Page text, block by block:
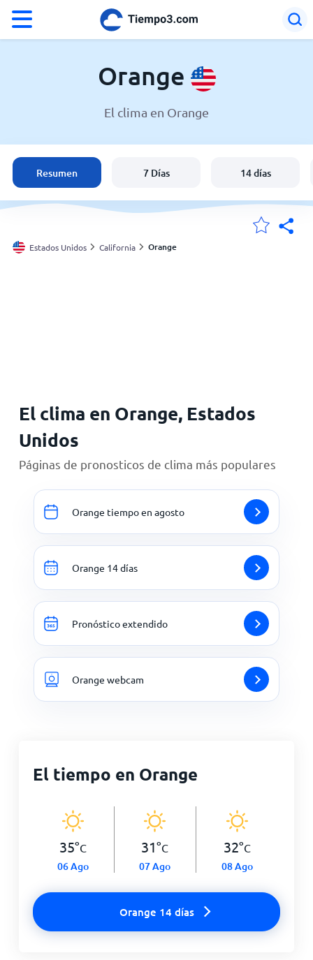
El clima en Orange
Estados Unidos
España
Argentina
Orange
El clima en Orange
Resumen 7 Días 14 días
Estados Unidos California Orange
El clima en Orange, Estados
Unidos
Páginas de pronosticos de clima más populares
Orange tiempo en agosto
Orange 14 días
Pronóstico extendido
Orange webcam
El tiempo en Orange
35°C
06 Ago
31°C
07 Ago
32°C
08 Ago
Orange 14 días